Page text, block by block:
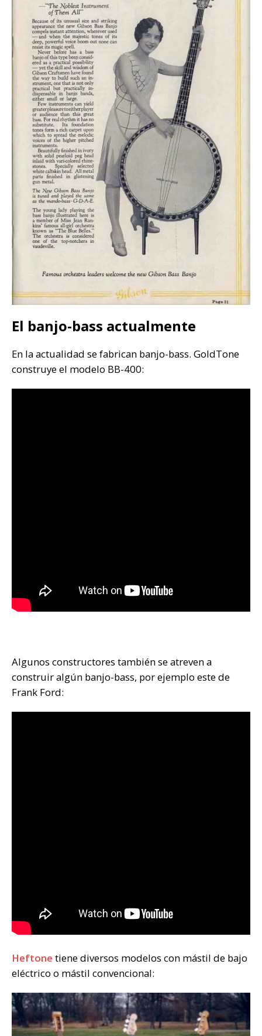
El banjo-bass actualmente
En la actualidad se fabrican banjo-bass. GoldTone
construye el modelo BB-400:
Algunos constructores también se atreven a
construir algún banjo-bass, por ejemplo este de
Frank Ford:
Heftone tiene diversos modelos con mástil de bajo
eléctrico o mástil convencional: